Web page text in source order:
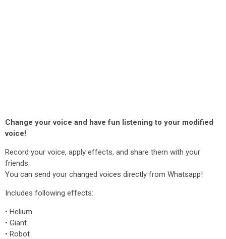
Change your voice and have fun listening to your modified
voice!
Record your voice, apply effects, and share them with your
friends.
You can send your changed voices directly from Whatsapp!
Includes following effects:
• Helium
• Giant
• Robot